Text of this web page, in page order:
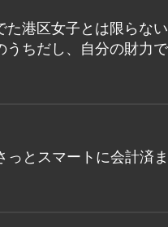
港区女子とは限らな
ちだし、自分の財力
とスマートに会計済